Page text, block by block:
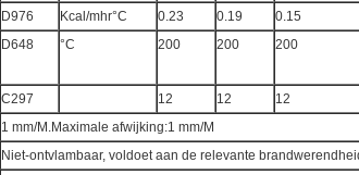
D976 Kcal/mhr°C 0.23 0.19
0.15
D648 °C 200 200 200
C297 12 12
12
1 mm/M.Maximale afwijking:1 mm/M
Niet-ontvlambaar, voldoet aan de relevante